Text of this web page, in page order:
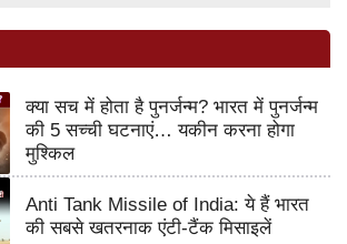
क्या सच में होता है पुनर्जन्म? भारत में पुनर्जन्म
की 5 सच्ची घटनाएं… यकीन करना होगा
मुश्किल
Anti Tank Missile of India: ये हैं भारत
की सबसे खतरनाक एंटी-टैंक मिसाइलें